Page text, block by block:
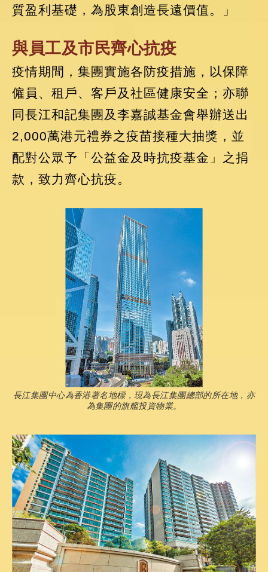
質盈利基礎，為股東創造長遠價值。」
與員工及市民齊心抗疫
疫情期間，集團實施各防疫措施，以保障
僱員、租戶、客戶及社區健康安全；亦聯
同長江和記集團及李嘉誠基金會舉辦送出
2,000萬港元禮券之疫苗接種大抽獎，並
配對公眾予「公益金及時抗疫基金」之捐
款，致力齊心抗疫。
長江集團中心為香港著名地標，現為長江集團總部的所在地，亦
為集團的旗艦投資物業。